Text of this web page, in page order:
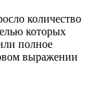
количество
которых
полное
выражении